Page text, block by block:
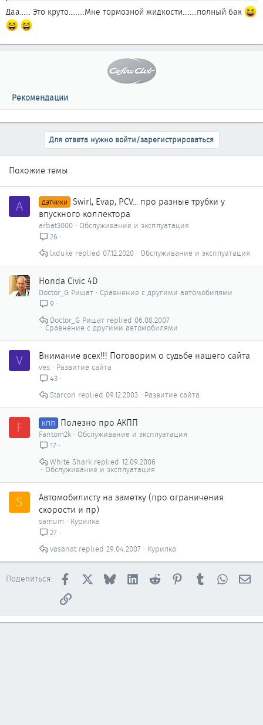
Даа...... Это круто.........Мне тормозной жидкости........полный бак
Рекомендации
Для ответа нужно войти/зарегистрироваться
Похожие темы
A Датчики
Swirl, Evap, PCV... про разные трубки у
впускного коллектора
arbat3000
Обслуживание и эксплуатация
26
Обслуживание и эксплуатация
07.12.2020
lxduke
Honda Civic 4D
Doctor_G Ришат
Сравнение с другими автомобилями
9
Сравнение с другими автомобилями
06.08.2007
Doctor_G Ришат
V Внимание всех!!! Поговорим о судьбе нашего сайта
ves
Развитие сайта
43
Развитие сайта
09.12.2003
Starcon
F КПП Полезно про АКПП
Fantom2k
Обслуживание и эксплуатация
17
Обслуживание и эксплуатация
12.09.2006
White Shark
S
Автомобилисту на заметку (про ограничения
скорости и пр)
samum
Курилка
27
Курилка
29.04.2007
vasanat
Поделиться: Facebook BlueskyLinkedInReddit PinterestTumblr
Ссылка